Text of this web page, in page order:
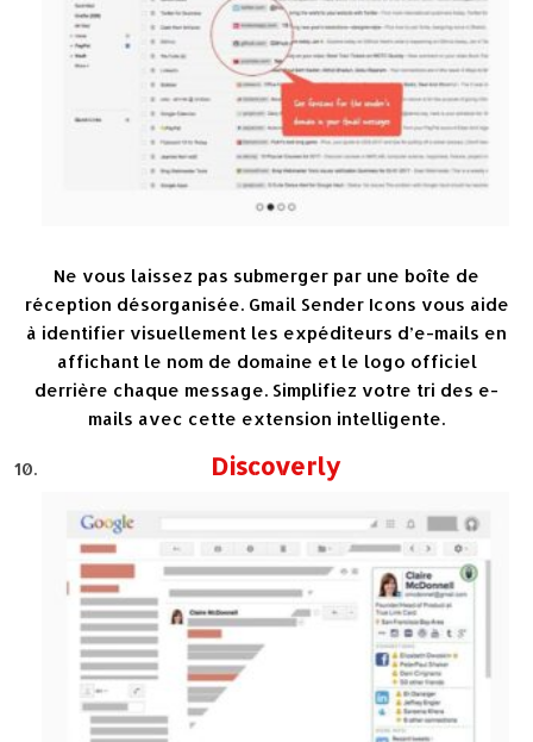
Ne vous laissez pas submerger par une boîte de
réception désorganisée. Gmail Sender Icons vous aide
à identifier visuellement les expéditeurs d’e-mails en
affichant le nom de domaine et le logo officiel
derrière chaque message. Simplifiez votre tri des e-
mails avec cette extension intelligente.
Discoverly